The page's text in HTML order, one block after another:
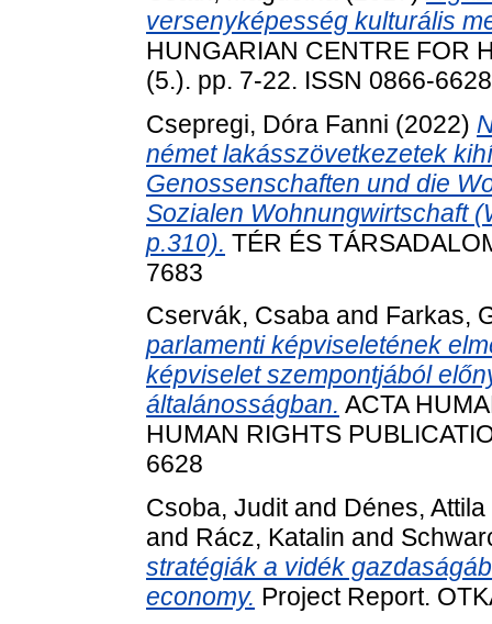
versenyképesség kulturális
HUNGARIAN CENTRE FOR
(5.). pp. 7-22. ISSN 0866-6628
Csepregi, Dóra Fanni (2022)
német lakásszövetkezetek
Genossenschaften und die
Sozialen Wohnungwirtschaft
p.310). TÉR ÉS
7683
Cservák, Csaba and Farkas,
parlamenti képviseletének
képviselet szempontjából
általánosságban. ACTA
HUMAN RIGHTS
6628
Csoba, Juditand Dénes, Attila
and Rácz, Katalin and
stratégiák a vidék
economy. Project Report.